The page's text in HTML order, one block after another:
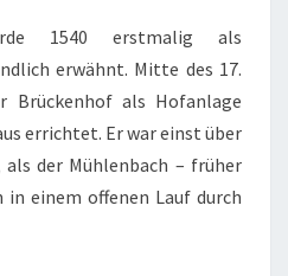
O
L
L
E
G
M
1540 erstmalig als
erwähnt. Mitte des 17.
Brückenhof als Hofanlage
errichtet. Er war einst über
der Mühlenbach – früher
in einem offenen Lauf durch